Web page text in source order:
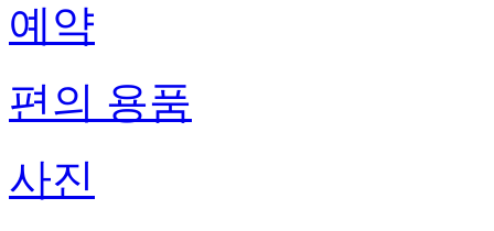
예약
편의 용품
사진